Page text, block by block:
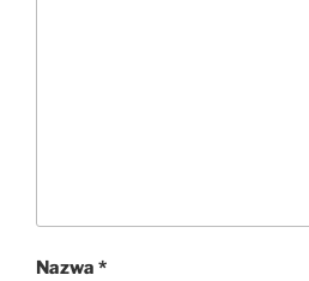
Nazwa *